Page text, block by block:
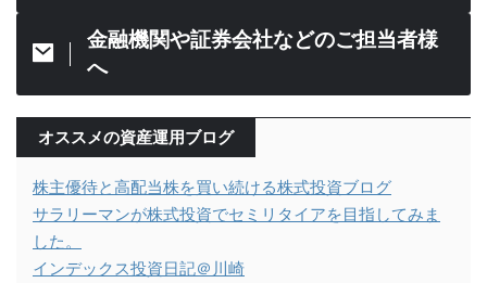
金融機関や証券会社などのご担当者様
へ
オススメの資産運用ブログ
株主優待と高配当株を買い続ける株式投資ブログ
サラリーマンが株式投資でセミリタイアを目指してみま
した。
インデックス投資日記＠川崎